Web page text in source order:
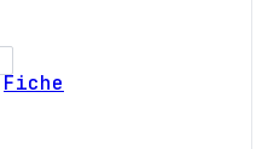
Fiche